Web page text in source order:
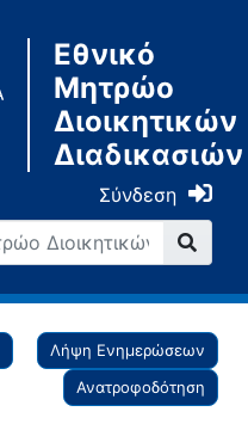
Εθνικό
Μητρώο
Διοικητικών
Διαδικασιών
Σύνδεση
Λήψη Ενημερώσεων
Ανατροφοδότηση